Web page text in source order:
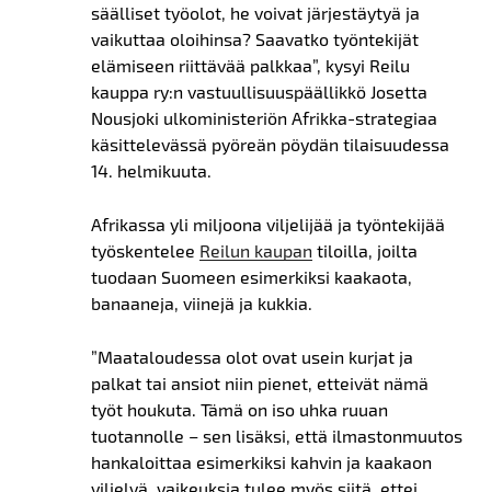
säälliset työolot, he voivat järjestäytyä ja
vaikuttaa oloihinsa? Saavatko työntekijät
elämiseen riittävää palkkaa”, kysyi Reilu
kauppa ry:n vastuullisuuspäällikkö Josetta
Nousjoki ulkoministeriön Afrikka-strategiaa
käsittelevässä pyöreän pöydän tilaisuudessa
14. helmikuuta.
Afrikassa yli miljoona viljelijää ja työntekijää
työskentelee Reilun kaupan tiloilla, joilta
tuodaan Suomeen esimerkiksi kaakaota,
banaaneja, viinejä ja kukkia.
”Maataloudessa olot ovat usein kurjat ja
palkat tai ansiot niin pienet, etteivät nämä
työt houkuta. Tämä on iso uhka ruuan
tuotannolle – sen lisäksi, että ilmastonmuutos
hankaloittaa esimerkiksi kahvin ja kaakaon
viljelyä, vaikeuksia tulee myös siitä, ettei